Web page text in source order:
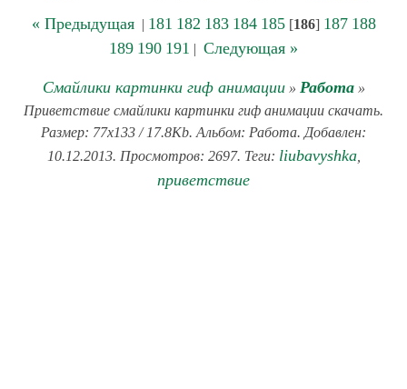
« Предыдущая| 181 182 183 184 185[186] 187 188
189 190 191 | Следующая »
Смайлики картинки гиф анимации» Работа»
Приветствие смайлики картинки гиф анимации скачать.
Размер: 77x133 / 17.8Kb. Альбом: Работа. Добавлен:
10.12.2013. Просмотров: 2697. Теги: liubavyshka,
приветствие